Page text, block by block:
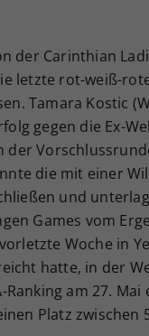
der Carinthian
letzte rot-weiß-
Tamara Kostic
gegen die Ex-
der
die mit einer
und
Games vom
Woche in
hatte, in der
Ranking am 27.
Platz zwischen